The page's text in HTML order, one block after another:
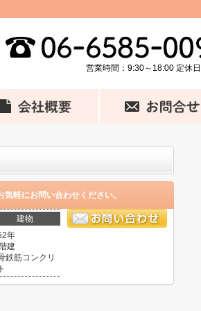
営業時間：9:30～18:00 定休
気軽にお問い合わせください。
建物
年
建
鉄筋コンクリ